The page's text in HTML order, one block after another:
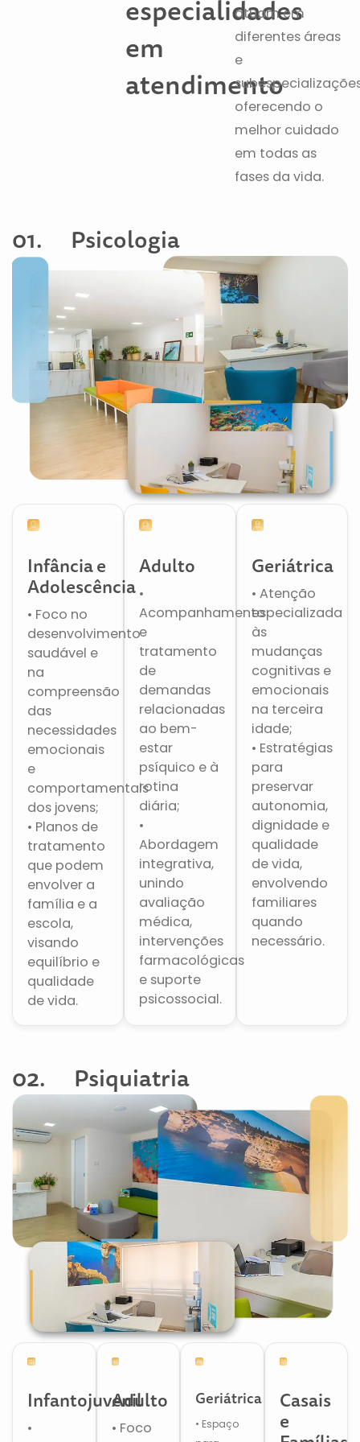
especialidades
em
atendimento
atuam em
diferentes áreas
e
oferecendo o
melhor cuidado
em todas as
fases da vida.
01. Psicologia
Infância e
Adolescência
• Foco no
desenvolvimento
saudável e
na
compreensão
das
necessidades
emocionais
e
comportamentais
dos jovens;
• Planos de
tratamento
que podem
envolver a
família e a
escola,
visando
equilíbrio e
qualidade
de vida.
Adulto
•
Acompanhamento
e
tratamento
de
demandas
relacionadas
ao bem-
estar
psíquico e à
rotina
diária;
•
Abordagem
integrativa,
unindo
avaliação
médica,
intervenções
farmacológicas
e suporte
psicossocial.
Geriátrica
• Atenção
especializada
às
mudanças
cognitivas e
emocionais
na terceira
idade;
• Estratégias
para
preservar
autonomia,
dignidade e
qualidade
de vida,
envolvendo
familiares
quando
necessário.
Infantojuvenil
•
Adulto
• Foco
Geriátrica
• Espaço
Casais
e
02. Psiquiatria